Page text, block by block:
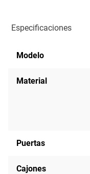
Especificaciones
Modelo
Material
Puertas
Cajones